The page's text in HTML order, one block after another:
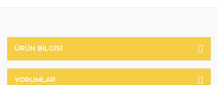
ÜRÜN BILGISI
YORUMLAR